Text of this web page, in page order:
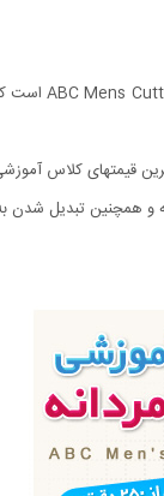
همچنین تبدیل شدن